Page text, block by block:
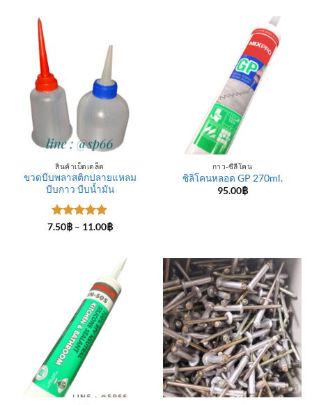
980.00฿
สินค้าเบ็ดเตล็ด
ขวดบีบพลาสติกปลายแหลม
บีบกาว บีบน้ำมัน
ให้คะแนน
7.50฿ – 11.00฿Price
11.00฿
กาว-ซีลีโคน
ซิลิโคนหลอด GP 270ml.
95.00฿